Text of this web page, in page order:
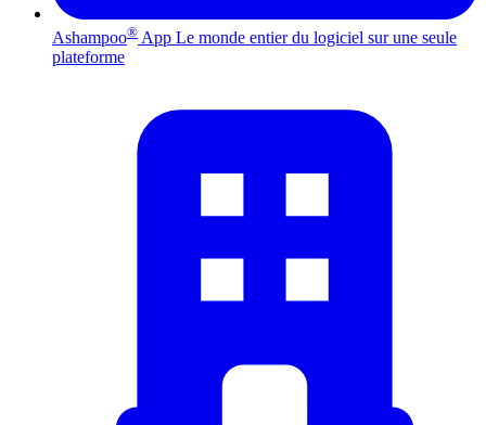
Ashampoo® App Le monde entier du logiciel sur une seule
plateforme